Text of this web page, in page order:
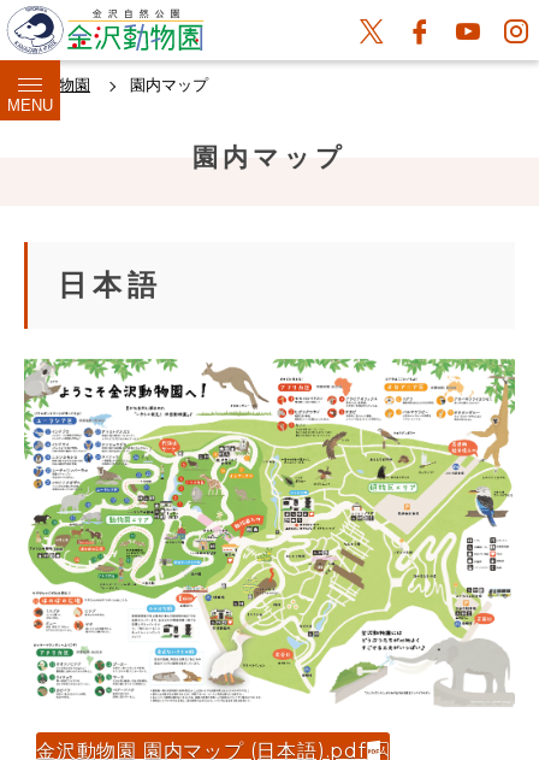
MENU
金沢動物園 園内マップ
園内マップ
日本語
金沢動物園 園内マップ (日本語).pdf